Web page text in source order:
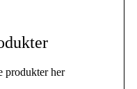
produkter her